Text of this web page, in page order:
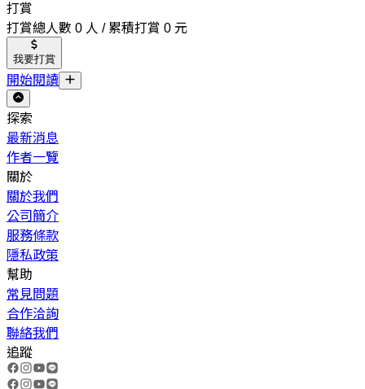
打賞
打賞總人數 0 人 / 累積打賞 0 元
我要打賞
開始閱讀
探索
最新消息
作者一覽
關於
關於我們
公司簡介
服務條款
隱私政策
幫助
常見問題
合作洽詢
聯絡我們
追蹤